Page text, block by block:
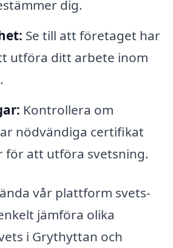
dig.
Se till att företaget har
utföra ditt arbete inom
Kontrollera om
nödvändiga certifikat
för att utföra svetsning.
vår plattform svets-
jämföra olika
i Grythyttan och